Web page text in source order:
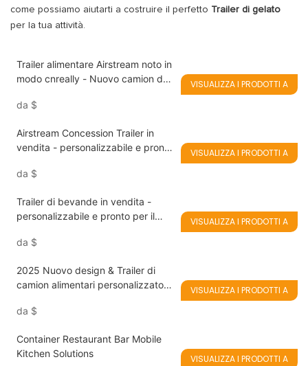
come possiamo aiutarti a costruire il perfetto Trailer di gelato
per la tua attività.
Trailer alimentare Airstream noto in
modo cnreally - Nuovo camion dei
da $
VISUALIZZA I PRODOTTI A
Airstream Concession Trailer in
vendita - personalizzabile e pronto
da $
VISUALIZZA I PRODOTTI A
Trailer di bevande in vendita -
personalizzabile e pronto per il
da $
VISUALIZZA I PRODOTTI A
2025 Nuovo design & Trailer di
camion alimentari personalizzato
certificato CE/DOT
da $
VISUALIZZA I PRODOTTI A
Container Restaurant Bar Mobile
Kitchen Solutions
VISUALIZZA I PRODOTTI A